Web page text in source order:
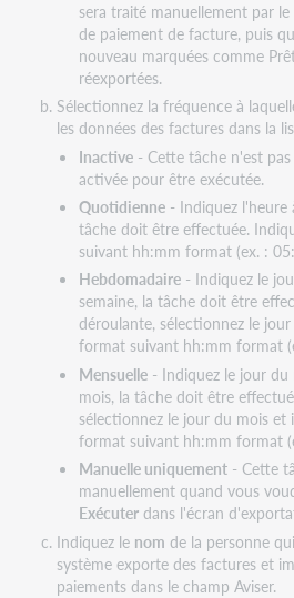
sera traité manuellement par
de paiement de facture, puis
nouveau marquées comme
réexportées.
Sélectionnez la fréquence à
les données des factures dans la
Inactive- Cette tâche n'est
activée pour être exécutée.
Quotidienne- Indiquez l'heure
tâche doit être effectuée.
suivant hh:mm format (ex. :
Hebdomadaire- Indiquez le
semaine, la tâche doit être
déroulante, sélectionnez le
format suivant hh:mm format
Mensuelle- Indiquez le jour du
mois, la tâche doit être
sélectionnez le jour du mois et
format suivant hh:mm format
Manuelle uniquement- Cette
manuellement quand vous
Exécuterdans l'écran
Indiquez le nom de la personne
système exporte des factures et
paiements dans le champ Aviser.